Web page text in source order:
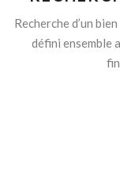
Recherche d’un
défini ensemble